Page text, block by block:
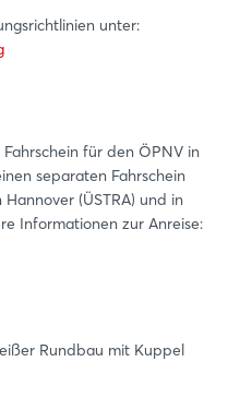
unter:
Fahrschein für den ÖPNV in
separaten Fahrschein
(ÜSTRA) und in
Informationen zur Anreise:
Rundbau mit Kuppel